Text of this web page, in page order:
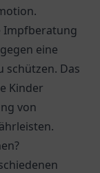
Impfberatung
eine
schützen. Das
Kinder
von